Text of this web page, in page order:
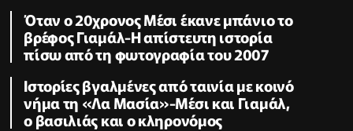
Όταν ο 20χρονος Μέσι έκανε μπάνιο το
βρέφος Γιαμάλ-Η απίστευτη ιστορία
πίσω από τη φωτογραφία του 2007
Ιστορίες βγαλμένες από ταινία με κοινό
νήμα τη «Λα Μασία»-Μέσι και Γιαμάλ,
ο βασιλιάς και ο κληρονόμος